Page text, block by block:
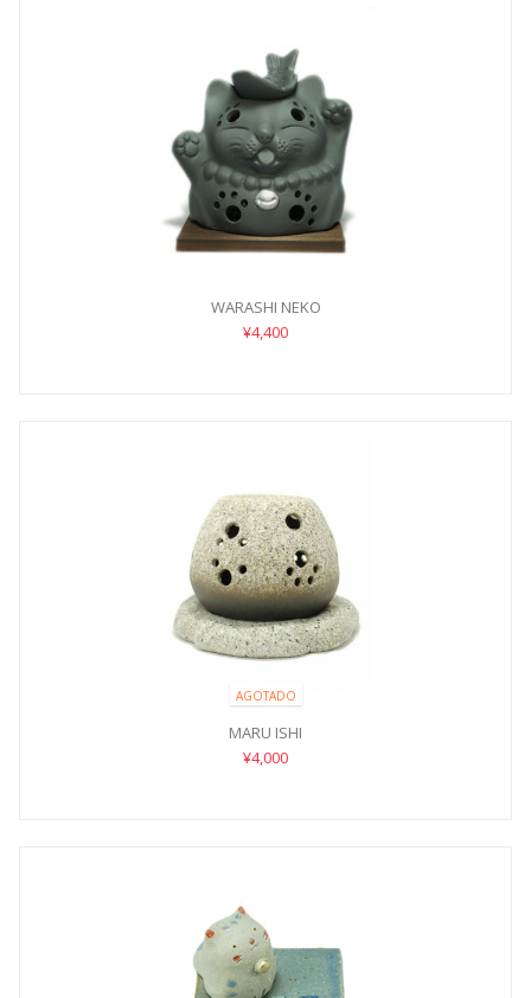
WARASHI NEKO
¥4,400
AGOTADO
MARU ISHI
¥4,000